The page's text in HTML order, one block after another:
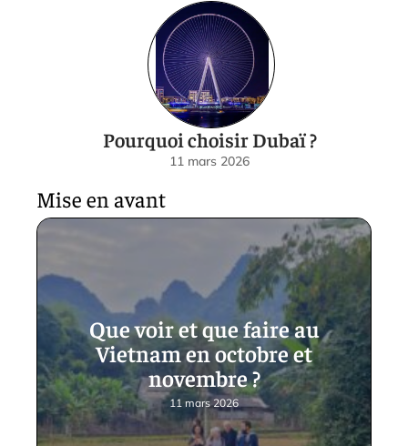
Pourquoi choisir Dubaï ?
11 mars 2026
Mise en avant
Que voir et que faire au
Vietnam en octobre et
novembre ?
11 mars 2026